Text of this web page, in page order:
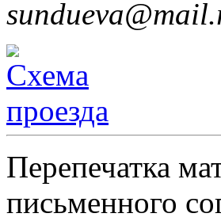
Перепечатка
письменного